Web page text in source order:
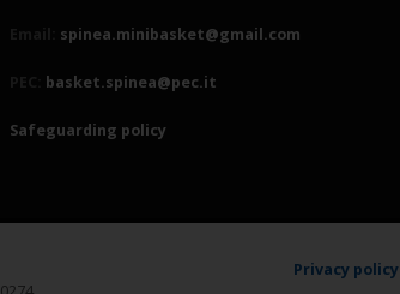
spinea.minibasket@gmail.com
basket.spinea@pec.it
Safeguarding policy
Privacy policy